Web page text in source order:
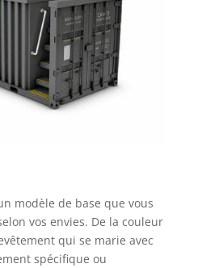
modèle de base que vous
vos envies. De la couleur
qui se marie avec
spécifique ou